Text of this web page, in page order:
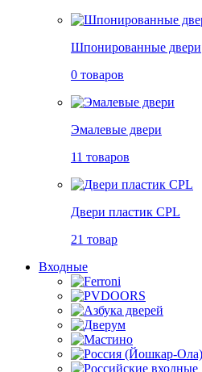
Шпонированные двери
0 товаров
Эмалевые двери
11 товаров
Двери пластик CPL
21 товар
Входные